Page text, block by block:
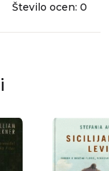
Število ocen: 0